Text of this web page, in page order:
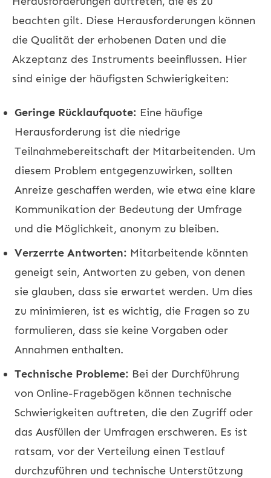
beachten gilt. Diese Herausforderungen können
die Qualität der erhobenen Daten und die
Akzeptanz des Instruments beeinflussen. Hier
sind einige der häufigsten Schwierigkeiten:
Geringe Rücklaufquote: Eine häufige
Herausforderung ist die niedrige
Teilnahmebereitschaft der Mitarbeitenden. Um
diesem Problem entgegenzuwirken, sollten
Anreize geschaffen werden, wie etwa eine klare
Kommunikation der Bedeutung der Umfrage
und die Möglichkeit, anonym zu bleiben.
Verzerrte Antworten: Mitarbeitende könnten
geneigt sein, Antworten zu geben, von denen
sie glauben, dass sie erwartet werden. Um dies
zu minimieren, ist es wichtig, die Fragen so zu
formulieren, dass sie keine Vorgaben oder
Annahmen enthalten.
Technische Probleme: Bei der Durchführung
von Online-Fragebögen können technische
Schwierigkeiten auftreten, die den Zugriff oder
das Ausfüllen der Umfragen erschweren. Es ist
ratsam, vor der Verteilung einen Testlauf
durchzuführen und technische Unterstützung